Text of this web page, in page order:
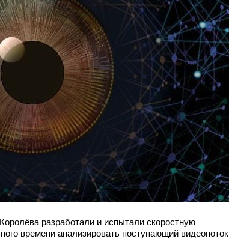
разработали и испытали скоростную
времени анализировать поступающий видеопоток